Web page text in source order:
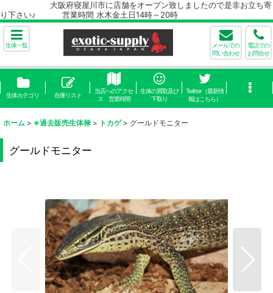
大阪府寝屋川市に店舗をオープン致しましたので是非お立ち寄
り下さい♪ 営業時間 水木金土日14時～20時
生体一覧
メールでの
問い合わせ
電話での
お問合せ
生体カテゴリ 在庫リスト
当店へのアクセ
ス 営業時間
生体の買取及び
下取り
Twitter（最新情
報はこちら）
ホーム > ※過去販売生体禄 > トカゲ > グールドモニター
グールドモニター